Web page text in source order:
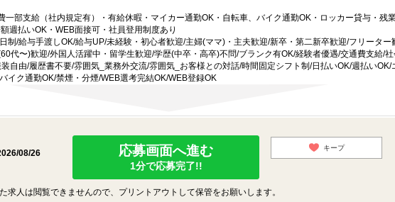
一部支給（社内規定有）・有給休暇・マイカー通勤OK・自転車、バイク通勤OK・ロッカー貸与・残
週払いOK・WEB面接可・社員登用制度あり
制/給与手渡しOK/給与UP/未経験・初心者歓迎/主婦(ママ)・主夫歓迎/新卒・第二新卒歓迎/フリーター
代〜)歓迎/外国人活躍中・留学生歓迎/学歴(中卒・高卒)不問/ブランク有OK/経験者優遇/交通費支給/
自由/履歴書不要/雰囲気_業務外交流/雰囲気_お客様との対話/時間固定シフト制/日払いOK/週払いOK/
イク通勤OK/禁煙・分煙/WEB選考完結OK/WEB登録OK
08/26
応募画面へ進む
1分で応募完了!!
キープ
求人は閲覧できませんので、プリントアウトして保管をお願いします。